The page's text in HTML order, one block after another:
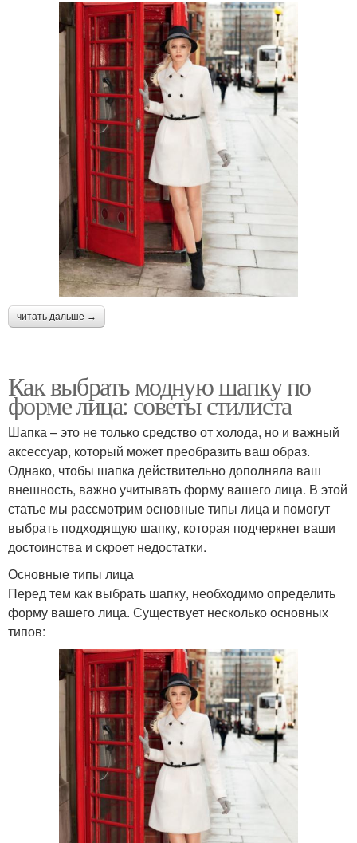
читать дальше →
Как выбрать модную шапку по
форме лица: советы стилиста
Шапка – это не только средство от холода, но и важный
аксессуар, который может преобразить ваш образ.
Однако, чтобы шапка действительно дополняла ваш
внешность, важно учитывать форму вашего лица. В этой
статье мы рассмотрим основные типы лица и помогут
выбрать подходящую шапку, которая подчеркнет ваши
достоинства и скроет недостатки.
Основные типы лица
Перед тем как выбрать шапку, необходимо определить
форму вашего лица. Существует несколько основных
типов: